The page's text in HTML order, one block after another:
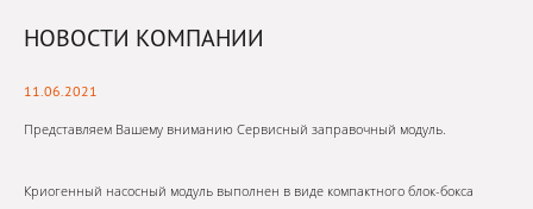
НОВОСТИ КОМПАНИИ
11.06.2021
Представляем Вашему вниманию Сервисный заправочный модуль.
Криогенный насосный модуль выполнен в виде компактного блок-бокса